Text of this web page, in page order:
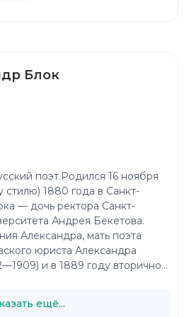
Блок
поэт.Родился 16 ноября
стилю) 1880 года в Санкт-
— дочь ректора Санкт-
Андрея Бекетова.
Александра, мать поэта
юриста Александра
и в 1889 году вторично...
ещё...